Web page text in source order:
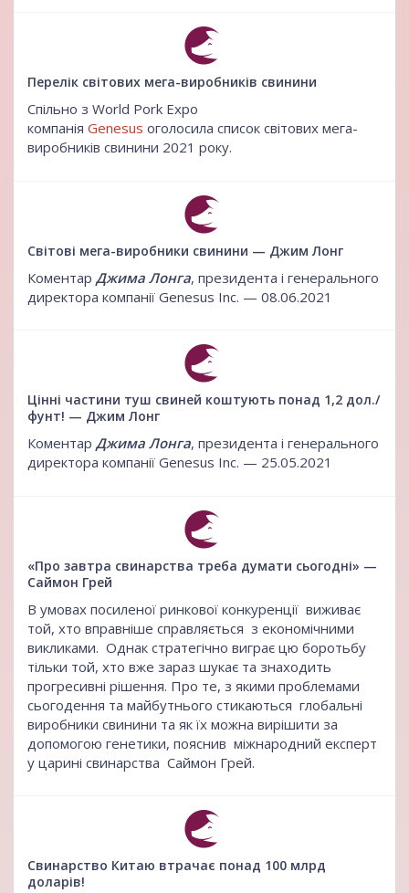
Перелік світових мега-виробників свинини
Спільно з World Pork Expo
компанія Genesus оголосила список світових мега-
виробників свинини 2021 року.
Світові мега-виробники свинини — Джим Лонг
Коментар Джима Лонга, президента і генерального
директора компанії Genesus Inc. — 08.06.2021
Цінні частини туш свиней коштують понад 1,2 дол./
фунт! — Джим Лонг
Коментар Джима Лонга, президента і генерального
директора компанії Genesus Inc. — 25.05.2021
«Про завтра свинарства треба думати сьогодні» —
Саймон Грей
В умовах посиленої ринкової конкуренції виживає
той, хто вправніше справляється з економічними
викликами. Однак стратегічно виграє цю боротьбу
тільки той, хто вже зараз шукає та знаходить
прогресивні рішення. Про те, з якими проблемами
сьогодення та майбутнього стикаються глобальні
виробники свинини та як їх можна вирішити за
допомогою генетики, пояснив міжнародний експерт
у царині свинарства Саймон Грей.
Свинарство Китаю втрачає понад 100 млрд
доларів!